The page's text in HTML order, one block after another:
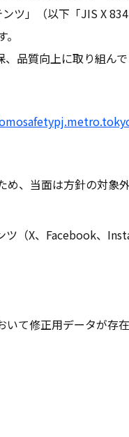
ツ」（以下「JIS X
品質向上に取り組ん
め、当面は方針の対象
ツ（X、Facebook、
て修正用データが存